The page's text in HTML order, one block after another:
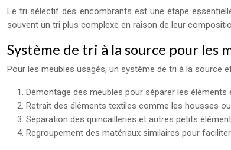
Le tri sélectif des encombrants est une étape
souvent un tri plus complexe en raison de leur
Système de tri à la source pour les
Pour les meubles usagés, un système de tri à la source
Démontage des meubles pour séparer les éléments
Retrait des éléments textiles comme les housses
Séparation des quincailleries et autres petits
Regroupement des matériaux similaires pour